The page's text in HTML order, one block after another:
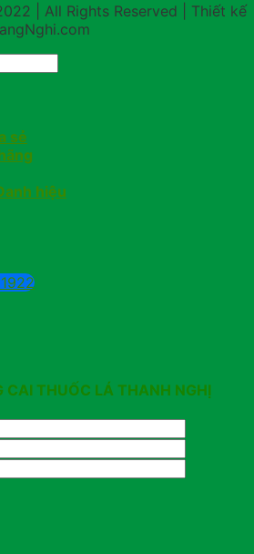
| All Rights Reserved | Thiết kế
sẻ
hiệu
CAI THUỐC LÁ THANH NGHỊ